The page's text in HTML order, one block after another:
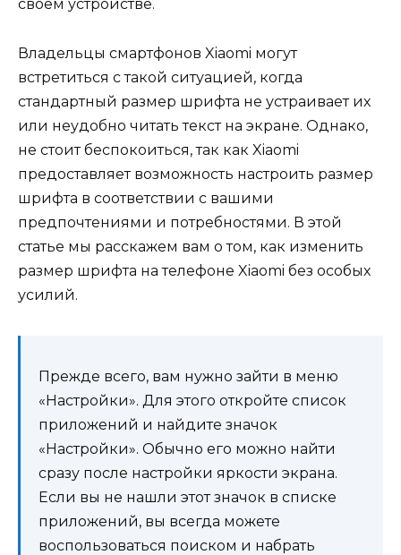
своем устройстве.
Владельцы смартфонов Xiaomi могут
встретиться с такой ситуацией, когда
стандартный размер шрифта не устраивает их
или неудобно читать текст на экране. Однако,
не стоит беспокоиться, так как Xiaomi
предоставляет возможность настроить размер
шрифта в соответствии с вашими
предпочтениями и потребностями. В этой
статье мы расскажем вам о том, как изменить
размер шрифта на телефоне Xiaomi без особых
усилий.
Прежде всего, вам нужно зайти в меню
«Настройки». Для этого откройте список
приложений и найдите значок
«Настройки». Обычно его можно найти
сразу после настройки яркости экрана.
Если вы не нашли этот значок в списке
приложений, вы всегда можете
воспользоваться поиском и набрать